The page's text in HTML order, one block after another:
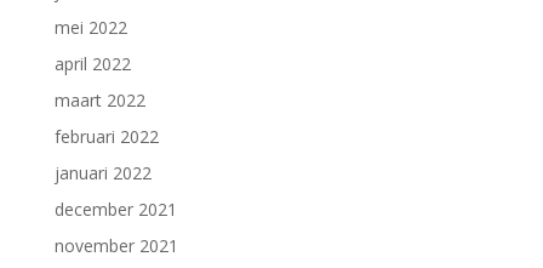
mei 2022
april 2022
maart 2022
februari 2022
januari 2022
december 2021
november 2021